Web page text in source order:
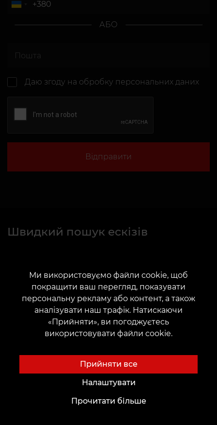
АБО
Даю згоду на обробку персональних даних
Відправити
Швидкий пошук ескізів
Перейти
Ми використовуємо файли cookie, щоб
покращити ваш перегляд, показувати
персональну рекламу або контент, а також
аналізувати наш трафік. Натискаючи
«Прийняти», ви погоджуєтесь
використовувати файли cookie.
Прийняти все
Налаштувати
Прочитати більше